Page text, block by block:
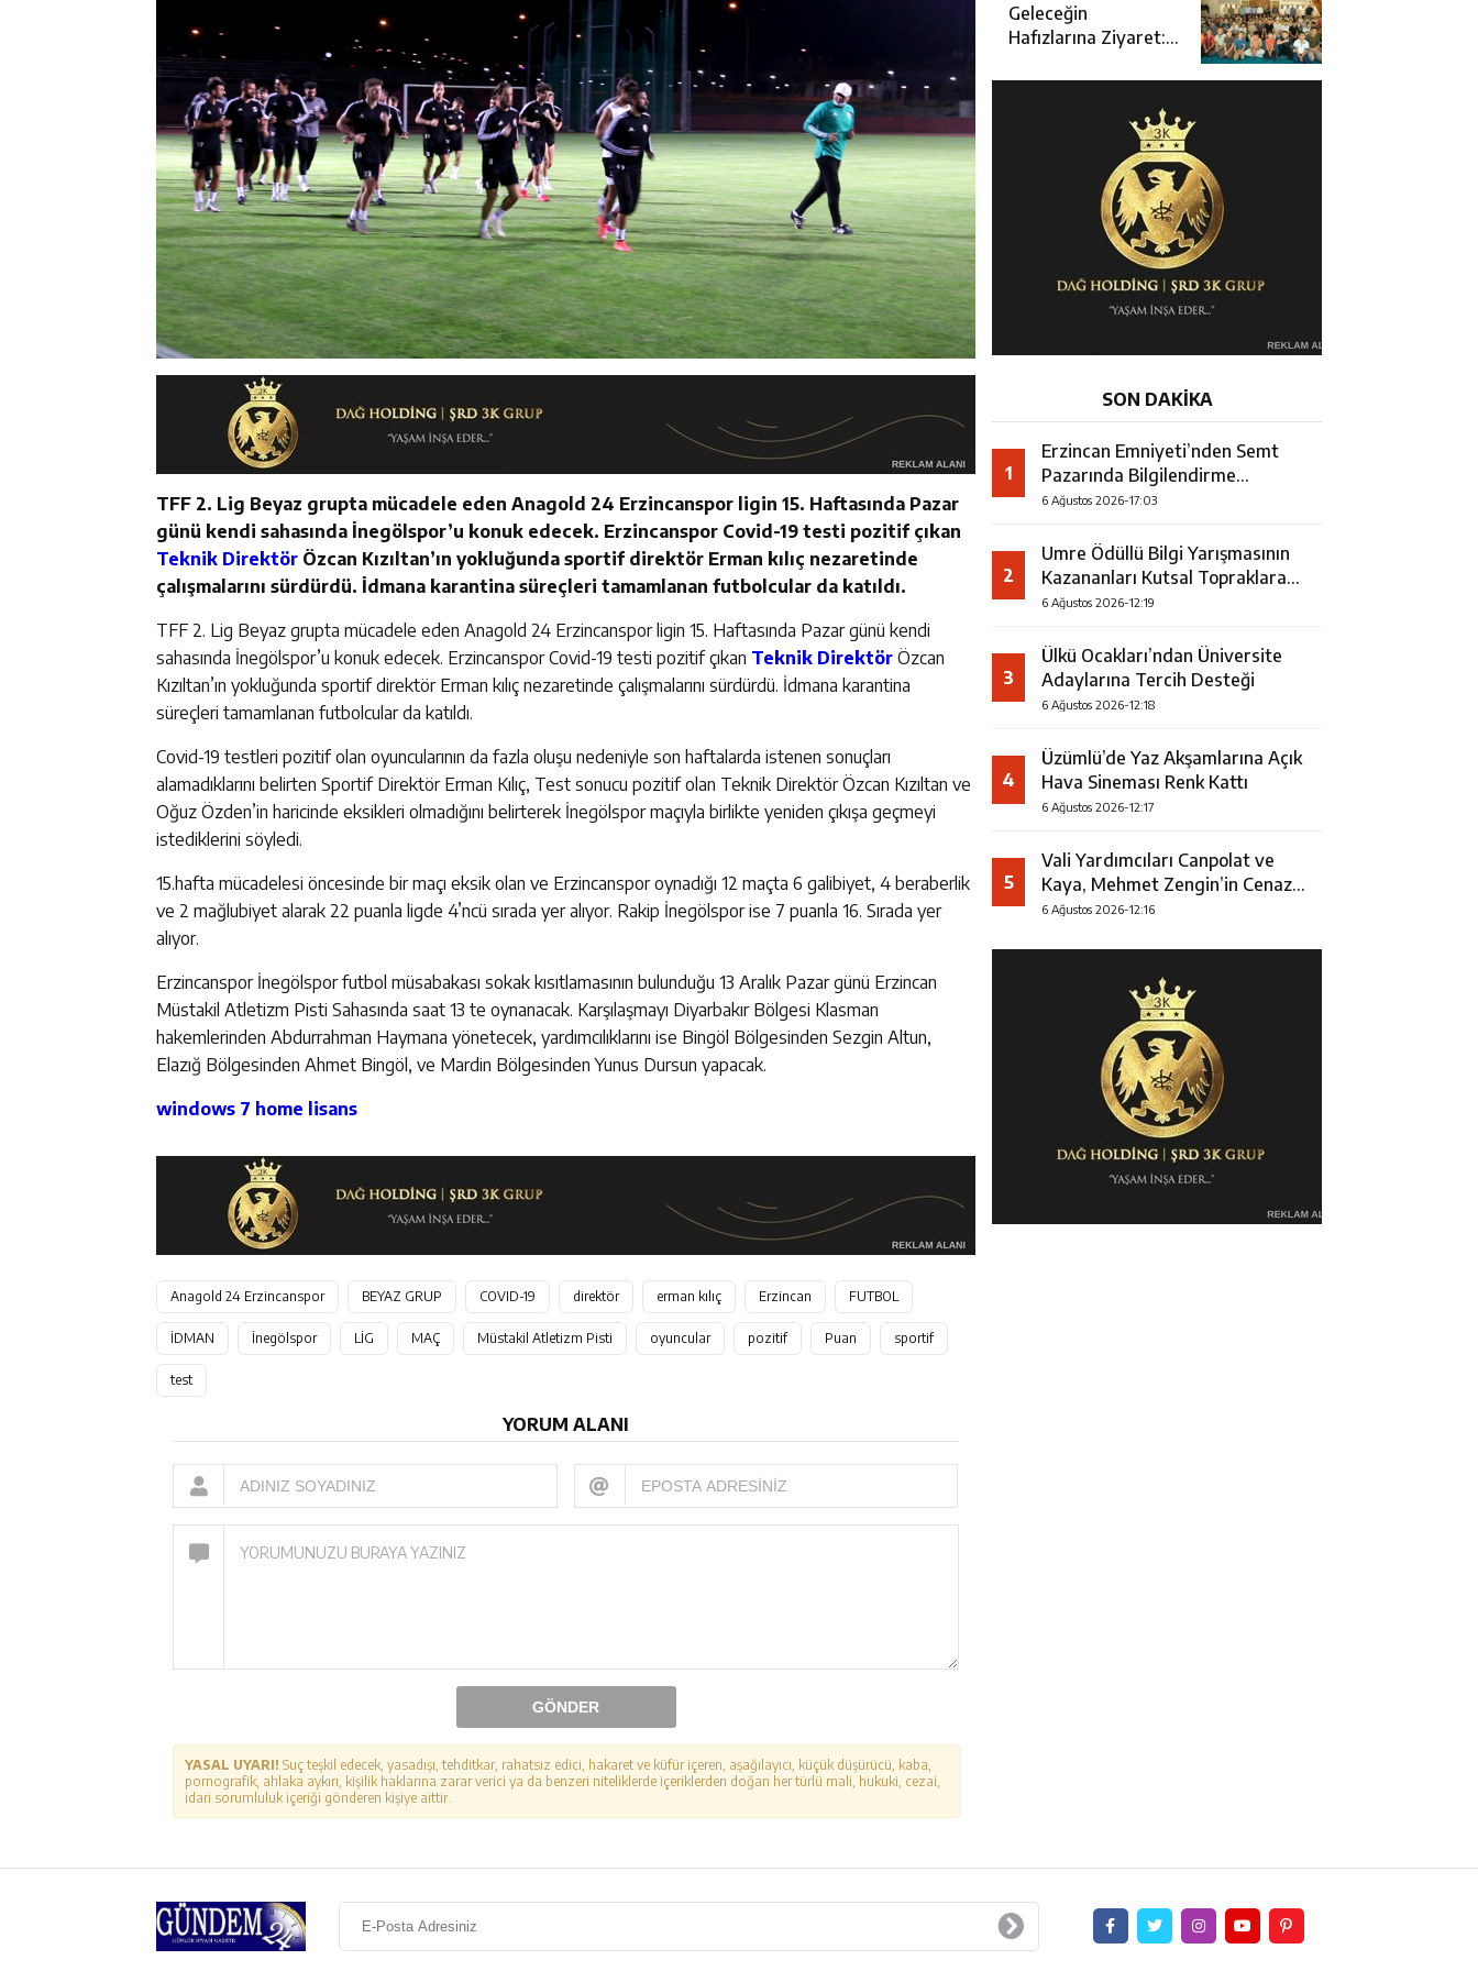
TFF 2. Lig Beyaz grupta mücadele eden Anagold 24 Erzincanspor ligin 15. Haftasında Pazar
günü kendi sahasında İnegölspor’u konuk edecek. Erzincanspor Covid-19 testi pozitif çıkan
Teknik Direktör Özcan Kızıltan’ın yokluğunda sportif direktör Erman kılıç nezaretinde
çalışmalarını sürdürdü. İdmana karantina süreçleri tamamlanan futbolcular da katıldı.
TFF 2. Lig Beyaz grupta mücadele eden Anagold 24 Erzincanspor ligin 15. Haftasında Pazar günü kendi
sahasında İnegölspor’u konuk edecek. Erzincanspor Covid-19 testi pozitif çıkan Teknik Direktör Özcan
Kızıltan’ın yokluğunda sportif direktör Erman kılıç nezaretinde çalışmalarını sürdürdü. İdmana karantina
süreçleri tamamlanan futbolcular da katıldı.
Covid-19 testleri pozitif olan oyuncularının da fazla oluşu nedeniyle son haftalarda istenen sonuçları
alamadıklarını belirten Sportif Direktör Erman Kılıç, Test sonucu pozitif olan Teknik Direktör Özcan Kızıltan ve
Oğuz Özden’in haricinde eksikleri olmadığını belirterek İnegölspor maçıyla birlikte yeniden çıkışa geçmeyi
istediklerini söyledi.
15.hafta mücadelesi öncesinde bir maçı eksik olan ve Erzincanspor oynadığı 12 maçta 6 galibiyet, 4 beraberlik
ve 2 mağlubiyet alarak 22 puanla ligde 4’ncü sırada yer alıyor. Rakip İnegölspor ise 7 puanla 16. Sırada yer
alıyor.
Erzincanspor İnegölspor futbol müsabakası sokak kısıtlamasının bulunduğu 13 Aralık Pazar günü Erzincan
Müstakil Atletizm Pisti Sahasında saat 13 te oynanacak. Karşılaşmayı Diyarbakır Bölgesi Klasman
hakemlerinden Abdurrahman Haymana yönetecek, yardımcılıklarını ise Bingöl Bölgesinden Sezgin Altun,
Elazığ Bölgesinden Ahmet Bingöl, ve Mardin Bölgesinden Yunus Dursun yapacak.
windows 7 home lisans
Anagold 24 Erzincanspor BEYAZ GRUP COVID-19 direktör erman kılıç Erzincan FUTBOL
İDMAN İnegölspor LİG MAÇ Müstakil Atletizm Pisti oyuncular pozitif Puan sportif
test
YORUM ALANI
GÖNDER
YASAL UYARI! Suç teşkil edecek, yasadışı, tehditkar, rahatsız edici, hakaret ve küfür içeren, aşağılayıcı, küçük düşürücü, kaba,
pornografik, ahlaka aykırı, kişilik haklarına zarar verici ya da benzeri niteliklerde içeriklerden doğan her türlü mali, hukuki, cezai,
idari sorumluluk içeriği gönderen kişiye aittir.
Geleceğin
Hafızlarına Ziyaret:
Erzincan’da Kur’an
Kursu Öğrencileriyle
SON DAKİKA
1
Erzincan Emniyeti’nden Semt
Pazarında Bilgilendirme
Faaliyeti
6 Ağustos 2026-17:03
2
Umre Ödüllü Bilgi Yarışmasının
Kazananları Kutsal Topraklara
Uğurlandı
6 Ağustos 2026-12:19
3
Ülkü Ocakları’ndan Üniversite
Adaylarına Tercih Desteği
6 Ağustos 2026-12:18
4
Üzümlü’de Yaz Akşamlarına Açık
Hava Sineması Renk Kattı
6 Ağustos 2026-12:17
5
Vali Yardımcıları Canpolat ve
Kaya, Mehmet Zengin’in Cenaze
Törenine Katıldı
6 Ağustos 2026-12:16